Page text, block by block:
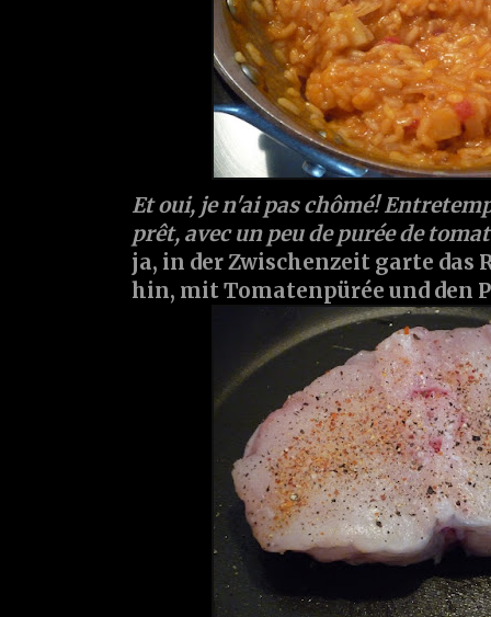
Et oui, je n'ai pas chômé!
prêt, avec un peu de purée de
ja, in der Zwischenzeit garte das
hin, mit Tomatenpürée und den